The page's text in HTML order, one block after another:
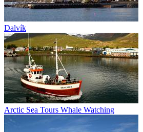
Dalvík
Arctic Sea Tours Whale Watching